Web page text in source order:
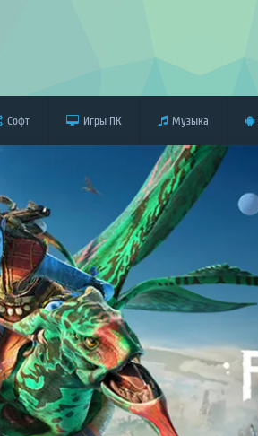
Софт Игры ПК Музыка